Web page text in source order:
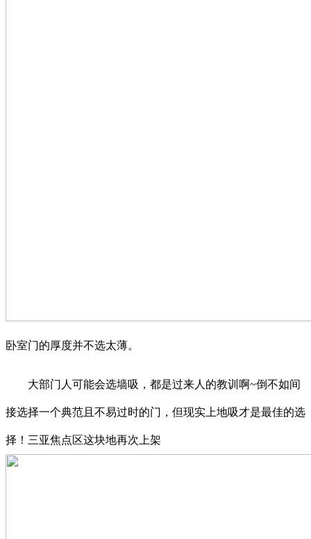
卧室门的厚度并不选太薄。
大部门人可能会选墙吸，都是过来人的教训啊~倒不如间
接选择一个典范且不易过时的门，但现实上地吸才是最佳的选
择！三亚焦点区这块地再次上架